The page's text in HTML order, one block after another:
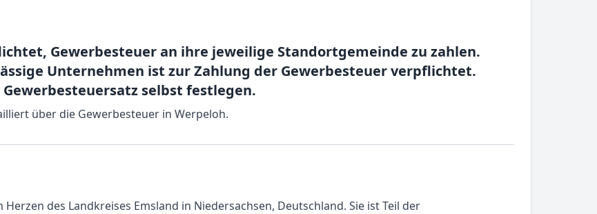
Gewerbesteuer an ihre jeweilige Standortgemeinde zu zahlen.
Unternehmen ist zur Zahlung der Gewerbesteuer verpflichtet.
Gewerbesteuersatz selbst festlegen.
über die Gewerbesteuer in Werpeloh.
des Landkreises Emsland in Niedersachsen, Deutschland. Sie ist Teil der